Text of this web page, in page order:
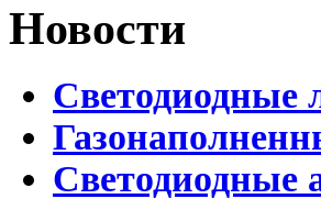
Новости
Светодиодные
Светодиодные